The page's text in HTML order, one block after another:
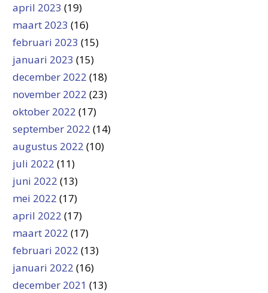
april 2023 (19)
maart 2023 (16)
februari 2023 (15)
januari 2023 (15)
december 2022 (18)
november 2022 (23)
oktober 2022 (17)
september 2022 (14)
augustus 2022 (10)
juli 2022 (11)
juni 2022 (13)
mei 2022 (17)
april 2022 (17)
maart 2022 (17)
februari 2022 (13)
januari 2022 (16)
december 2021 (13)